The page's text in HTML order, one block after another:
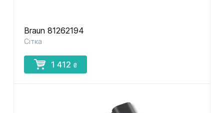
Braun 81262194
Сітка
1 412 ₴